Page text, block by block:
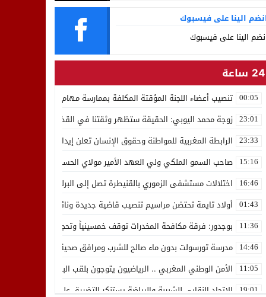
الينا على فيسبوك
الينا على فيسبوك
24 ساعة
00:05 تنصيب أعضاء اللجنة المؤقتة المكلفة بممارسة مهام المجلس الوطني
23:01 زوجة محمد اليوبي: الحقيقة ستظهر وثقتنا في القضاء ثابتة
23:33 الرابطة المغربية للمواطنة وحقوق الإنسان تعلن إيداع رئيسها
15:16 صاحب السمو الملكي ولي العهد الأمير مولاي الحسن يدشن “برج
16:46 اختلالات مستشفى الزموري بالقنيطرة تصل إلى البرلمان واستقالة
01:43 أولاد تايمة تحتضن مراسيم تنصيب قاضية جديدة ونائب لوكيل الملك
11:36 بوجدور: فرقة مكافحة المخدرات توقف خمسينياً وتحجز 10 كيلوغرامات من الشيرا
14:46 مدرسة تورسولت بدون ماء صالح للشرب ومرافق صحية في وضعية
11:05 الأمن الوطني المغربي .. الرياضيون يتوجون بلقب البطولة العربية
19:01 الاتحاد النقابي للشبيبة والرياضة يستنكر التضييق على الموظفين